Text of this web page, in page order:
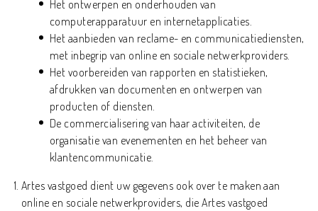
Het ontwerpen en onderhouden van
computerapparatuur en internetapplicaties.
Het aanbieden van reclame- en communicatiediensten,
met inbegrip van online en sociale netwerkproviders.
Het voorbereiden van rapporten en statistieken,
afdrukken van documenten en ontwerpen van
producten of diensten.
De commercialisering van haar activiteiten, de
organisatie van evenementen en het beheer van
klantencommunicatie.
Artes vastgoed dient uw gegevens ook over te maken aan
online en sociale netwerkproviders, die Artes vastgoed